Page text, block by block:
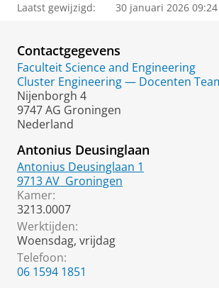
Laatst gewijzigd: 30 januari 2026 09:24
Contactgegevens
Faculteit Science and Engineering
Cluster Engineering — Docenten
Nijenborgh 4
9747 AG Groningen
Nederland
Antonius Deusinglaan
Antonius Deusinglaan 1
9713 AV Groningen
Kamer:
3213.0007
Werktijden:
Woensdag, vrijdag
Telefoon:
06 1594 1851